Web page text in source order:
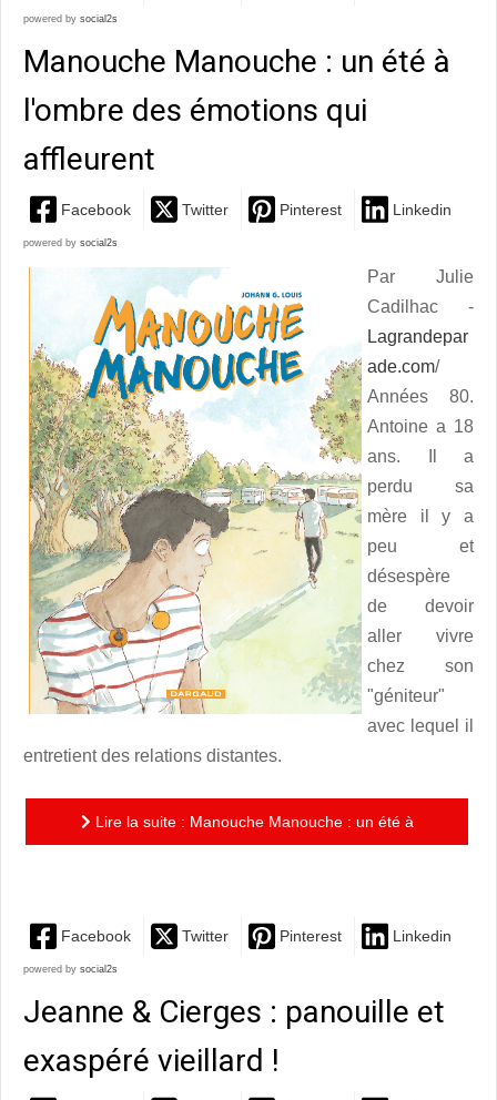
powered by social2s
Manouche Manouche : un été à
l'ombre des émotions qui
affleurent
Facebook Twitter Pinterest Linkedin
powered by social2s
Par Julie
Cadilhac -
Lagrandepar
ade.com/
Années 80.
Antoine a 18
ans. Il a
perdu sa
mère il y a
peu et
désespère
de devoir
aller vivre
chez son
"géniteur"
avec lequel il
entretient des relations distantes.
Lire la suite : Manouche Manouche : un été à
Facebook Twitter Pinterest Linkedin
powered by social2s
Jeanne & Cierges : panouille et
exaspéré vieillard !